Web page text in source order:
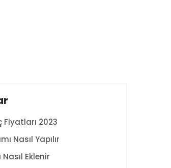
Fiyatları 2023
Nasıl Yapılır
Eklenir